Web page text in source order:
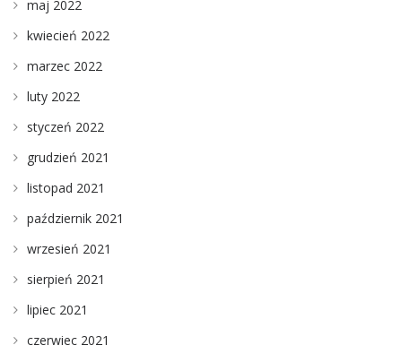
maj 2022
kwiecień 2022
marzec 2022
luty 2022
styczeń 2022
grudzień 2021
listopad 2021
październik 2021
wrzesień 2021
sierpień 2021
lipiec 2021
czerwiec 2021